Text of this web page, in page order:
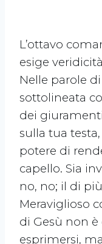
L’ottavo
esige
Nelle parole
sottolineata
dei
sulla tua
potere di
capello. Sia
no, no; il di
Meraviglioso
di Gesù non
esprimersi,